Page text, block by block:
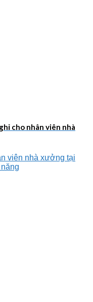
cho nhân viên nhà
viên nhà xưởng tại